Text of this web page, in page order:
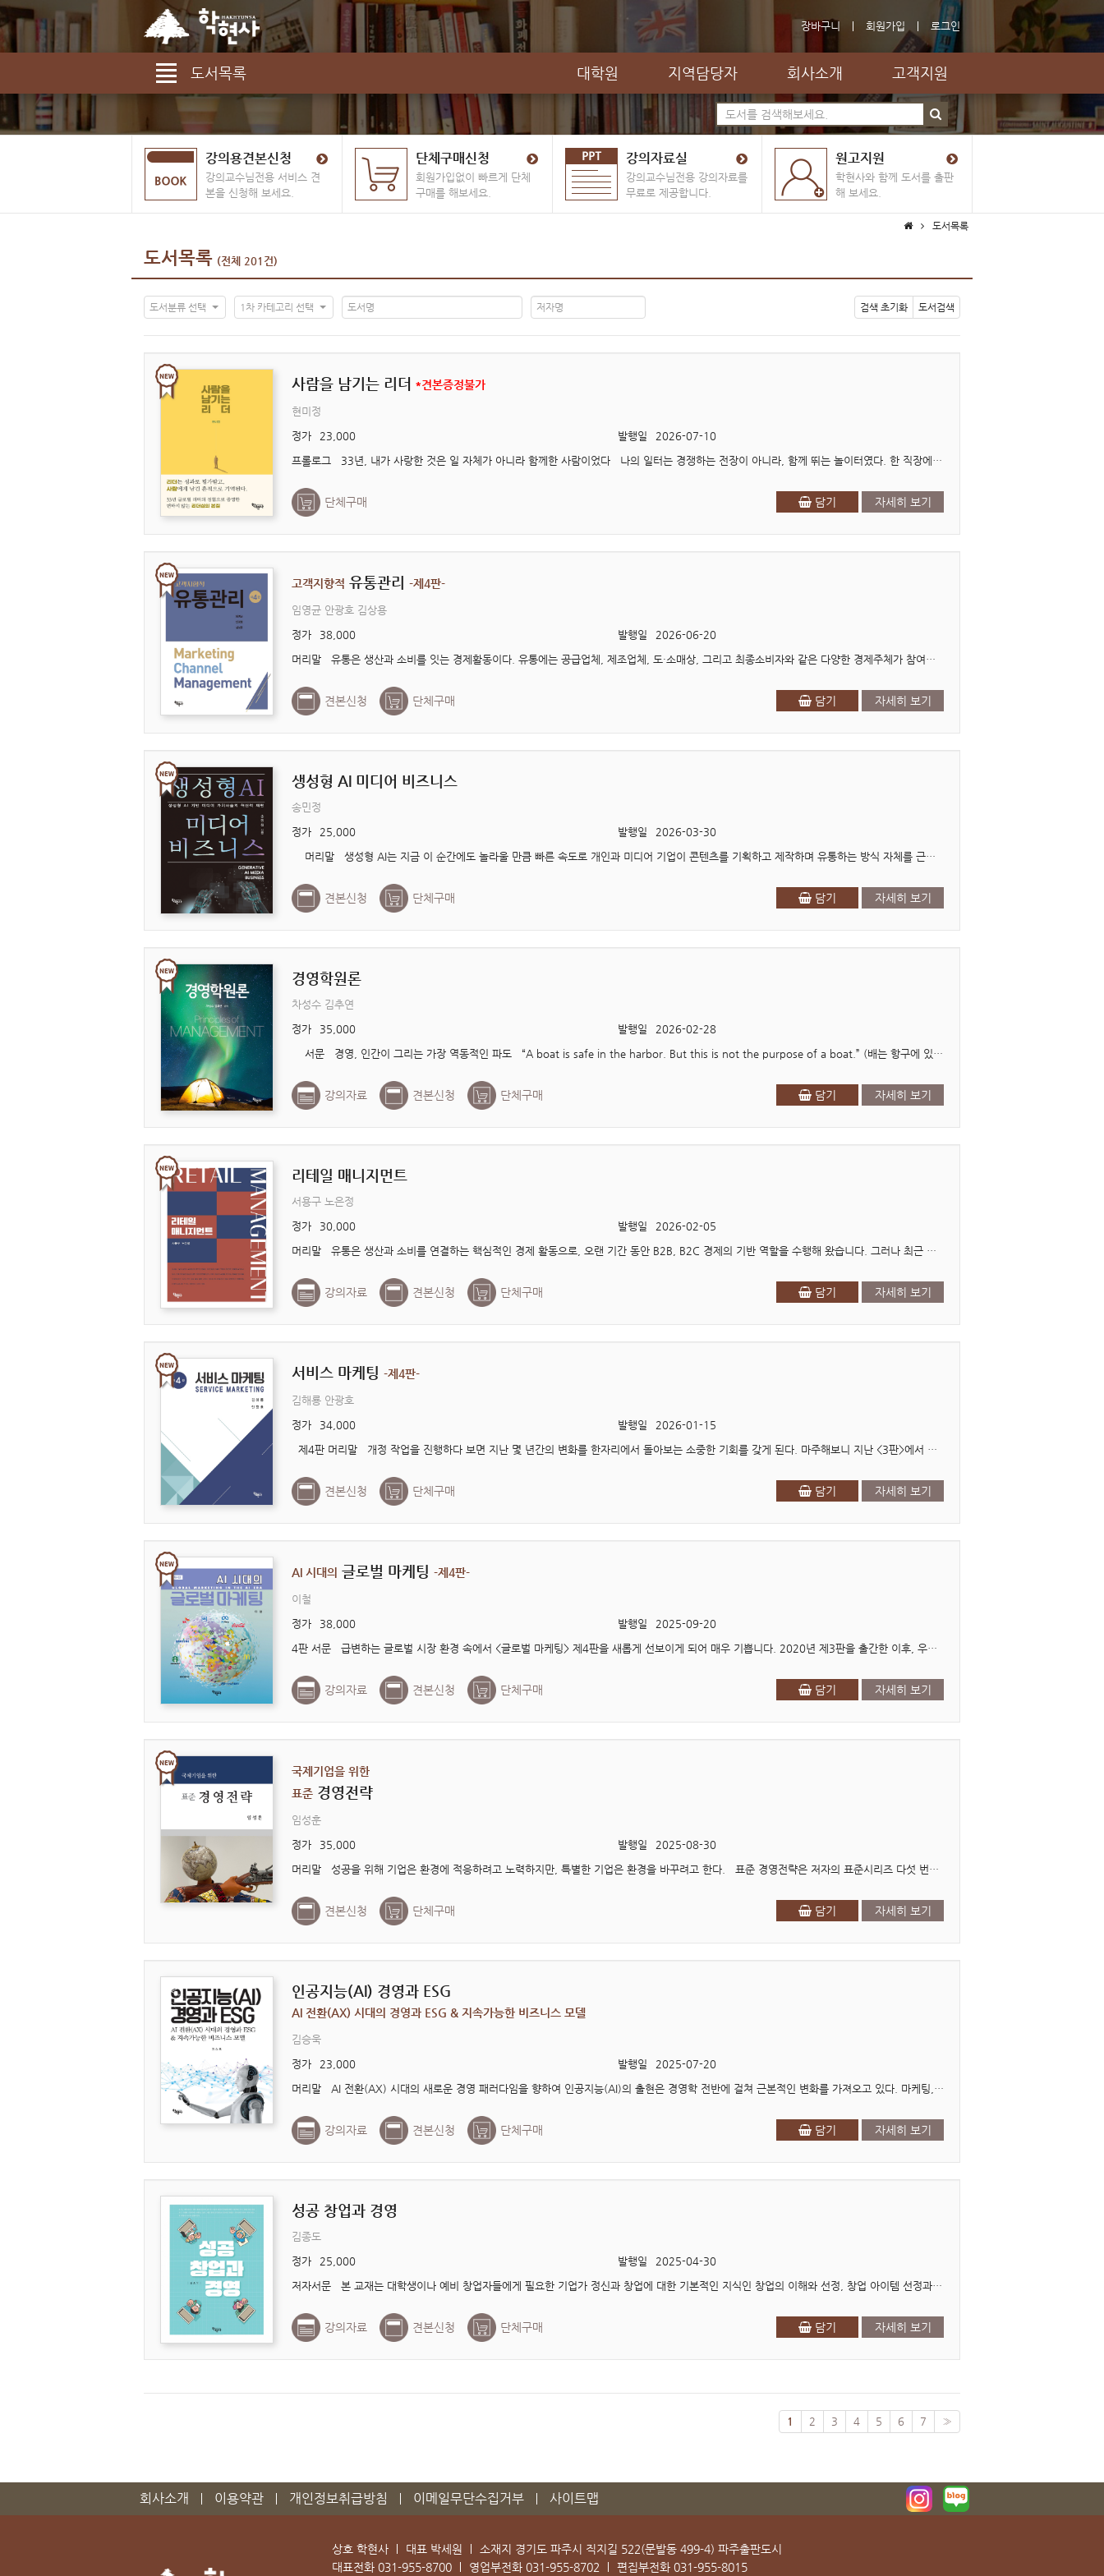
장바구니 회원가입 로그인
도서목록 대학원 지역담당자 회사소개 고객지원
강의용견본신청
강의교수님전용 서비스 견
본을 신청해 보세요.
단체구매신청
회원가입없이 빠르게 단체
구매를 해보세요.
강의자료실
강의교수님전용 강의자료를
무료로 제공합니다.
원고지원
학현사와 함께 도서를 출판
해 보세요.
도서목록
도서목록 (전체 201건)
도서분류 선택 1차 카테고리 선택 검색 초기화 도서검색
사람을 남기는 리더 *견본증정불가
현미정
정가
23,000 발행일
2026-07-10
프롤로그 33년, 내가 사랑한 것은 일 자체가 아니라 함께한 사람이었다 나의 일터는 경쟁하는 전장이 아니라, 함께 뛰는 놀이터였다. 한 직장에서 33년을 일했다. 사람들은 종종..
단체구매 담기 자세히 보기
고객지향적 유통관리 -제4판-
임영균 안광호 김상용
정가
38,000 발행일
2026-06-20
머리말 유통은 생산과 소비를 잇는 경제활동이다. 유통에는 공급업체, 제조업체, 도·소매상, 그리고 최종소비자와 같은 다양한 경제주체가 참여한다. 이들은 새로운 제품 및 서비스의 개발보..
견본신청 단체구매 담기 자세히 보기
생성형 AI 미디어 비즈니스
송민정
정가
25,000 발행일
2026-03-30
머리말 생성형 AI는 지금 이 순간에도 놀라울 만큼 빠른 속도로 개인과 미디어 기업이 콘텐츠를 기획하고 제작하며 유통하는 방식 자체를 근본적으로 바꾸고 있다. 사람만이..
견본신청 단체구매 담기 자세히 보기
경영학원론
차성수 김추연
정가
35,000 발행일
2026-02-28
서문 경영, 인간이 그리는 가장 역동적인 파도 “A boat is safe in the harbor. But this is not the purpose of a boat.” (배는 항구에 있을 ..
강의자료 견본신청 단체구매 담기 자세히 보기
리테일 매니지먼트
서용구 노은정
정가
30,000 발행일
2026-02-05
머리말 유통은 생산과 소비를 연결하는 핵심적인 경제 활동으로, 오랜 기간 동안 B2B, B2C 경제의 기반 역할을 수행해 왔습니다. 그러나 최근 디지털 기술의 발전과 소비 환경의 급격한 변화는 ..
강의자료 견본신청 단체구매 담기 자세히 보기
서비스 마케팅 -제4판-
김해룡 안광호
정가
34,000 발행일
2026-01-15
제4판 머리말 개정 작업을 진행하다 보면 지난 몇 년간의 변화를 한자리에서 돌아보는 소중한 기회를 갖게 된다. 마주해보니 지난 <3판>에서 다루었던 디지털 환경변화가 무색할..
견본신청 단체구매 담기 자세히 보기
AI 시대의 글로벌 마케팅 -제4판-
이철
정가
38,000 발행일
2025-09-20
4판 서문 급변하는 글로벌 시장 환경 속에서 <글로벌 마케팅> 제4판을 새롭게 선보이게 되어 매우 기쁩니다. 2020년 제3판을 출간한 이후, 우리는 전례 없는 변화의 시대를 경험했습니다. ..
강의자료 견본신청 단체구매 담기 자세히 보기
국제기업을 위한
표준 경영전략
임성훈
정가
35,000 발행일
2025-08-30
머리말 성공을 위해 기업은 환경에 적응하려고 노력하지만, 특별한 기업은 환경을 바꾸려고 한다. 표준 경영전략은 저자의 표준시리즈 다섯 번째 책이다. 본서의 관점과 구성내용은..
견본신청 단체구매 담기 자세히 보기
인공지능(AI) 경영과 ESG
AI 전환(AX) 시대의 경영과 ESG & 지속가능한 비즈니스 모델
김승욱
정가
23,000 발행일
2025-07-20
머리말 AI 전환(AX) 시대의 새로운 경영 패러다임을 향하여 인공지능(AI)의 출현은 경영학 전반에 걸쳐 근본적인 변화를 가져오고 있다. 마케팅, 재무, 생산관리, 인사조직 등 경영의 모든 영..
강의자료 견본신청 단체구매 담기 자세히 보기
성공 창업과 경영
김종도
정가
25,000 발행일
2025-04-30
저자서문 본 교재는 대학생이나 예비 창업자들에게 필요한 기업가 정신과 창업에 대한 기본적인 지식인 창업의 이해와 선정, 창업 아이템 선정과 타당성 분석, 사업계획서 작성 방법, 다양한 창..
강의자료 견본신청 단체구매 담기 자세히 보기
1 2 3 4 5 6 7 »
회사소개 이용약관 개인정보취급방침 이메일무단수집거부 사이트맵
상호 학현사 대표 박세원
소재지 경기도 파주시 직지길 522(문발동 499-4) 파주출판도시
대표전화 031-955-8700 영업부전화 031-955-8702 편집부전화 031-955-8015